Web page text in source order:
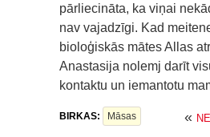
pārliecināta, ka viņai
nav vajadzīgi. Kad
bioloģiskās mātes Allas
Anastasija nolemj darīt
kontaktu un iemantotu
BIRKAS: Māsas «